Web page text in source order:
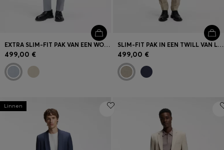
EXTRA SLIM-FIT PAK VAN EEN WOLMIX POPELINE
499,00 €
SLIM-FIT PAK IN EEN TWILL VAN LINNEN
499,00 €
Linnen